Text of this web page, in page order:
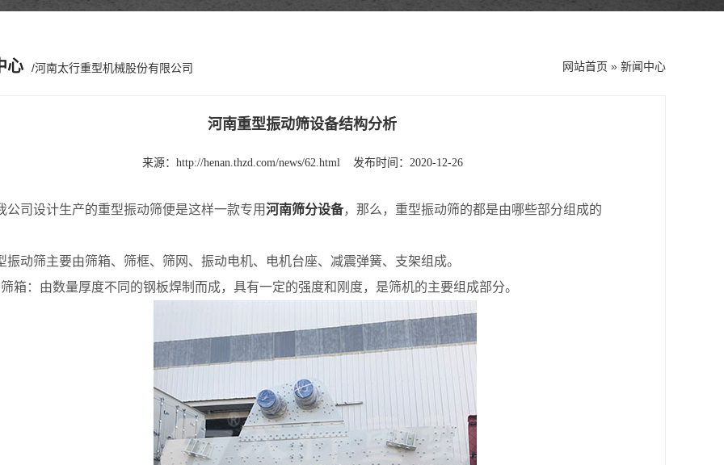
心 /河南太行重型机械股份有限公司 网站首页 » 新闻中心
河南重型振动筛设备结构分析
来源： http://henan.thzd.com/news/62.html 发布时间：2020-12-26
设计生产的重型振动筛便是这样一款专用河南筛分设备，那么，重型振动筛的都是由哪些部分组成的
筛主要由筛箱、筛框、筛网、振动电机、电机台座、减震弹簧、支架组成。
由数量厚度不同的钢板焊制而成，具有一定的强度和刚度，是筛机的主要组成部分。